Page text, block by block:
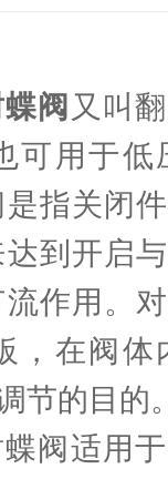
阀 又叫
可用于低
指关闭
到开启
作用。
，在阀
节的目的
适用于